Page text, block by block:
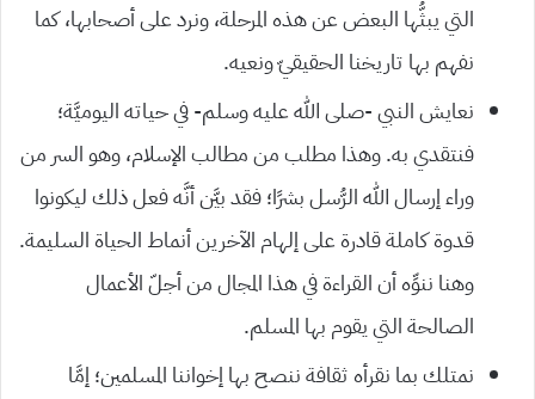
التي يبثُّها البعض عن هذه المرحلة، ونرد على أصحابها، كما
نفهم بها تاريخنا الحقيقيّ ونعيه.
نعايش النبي -صلى الله عليه وسلم- في حياته اليوميَّة؛
فنتقدي به. وهذا مطلب من مطالب الإسلام، وهو السر من
وراء إرسال الله الرُّسل بشرًا؛ فقد بيَّن أنَّه فعل ذلك ليكونوا
قدوة كاملة قادرة على إلهام الآخرين أنماط الحياة السليمة.
وهنا ننوِّه أن القراءة في هذا المجال من أجلّ الأعمال
الصالحة التي يقوم بها المسلم.
نمتلك بما نقرأه ثقافة ننصح بها إخواننا المسلمين؛ إمَّا